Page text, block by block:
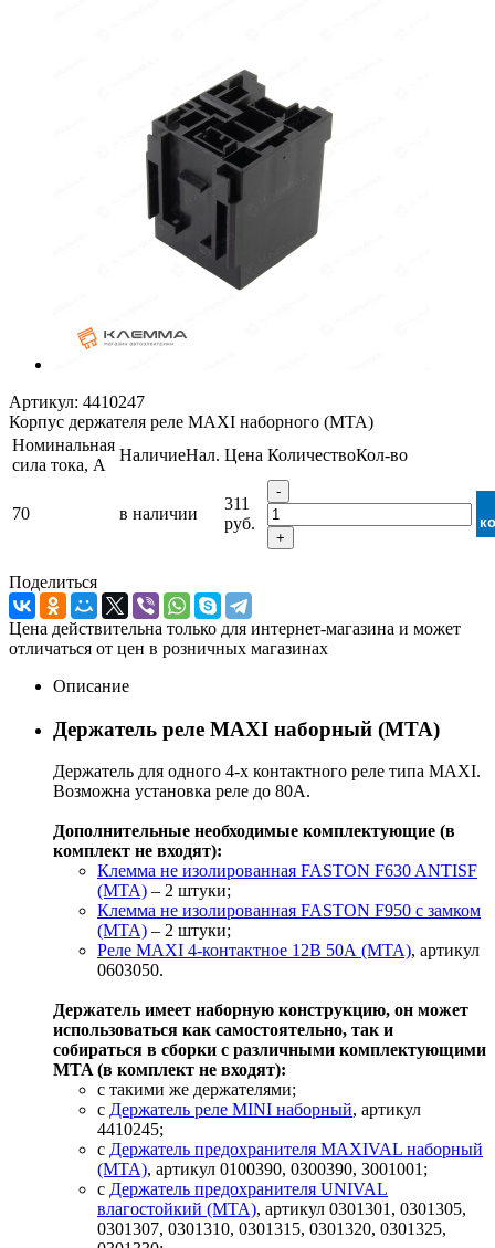
Артикул: 4410247
Корпус держателя реле MAXI наборного (MTA)
Номинальная
сила тока, А
НаличиеНал. Цена КоличествоКол-во
70 в наличии
311
руб.
-
+
Поделиться
Цена действительна только для интернет-магазина и может
отличаться от цен в розничных магазинах
Описание
Держатель реле MAXI наборный (МТА)
Держатель для одного 4-х контактного реле типа MAXI.
Возможна установка реле до 80А.
Дополнительные необходимые комплектующие (в
комплект не входят):
Клемма не изолированная FASTON F630 ANTISF
(MTA) – 2 штуки;
Клемма не изолированная FASTON F950 с замком
(MTA) – 2 штуки;
Реле MAXI 4-контактное 12В 50А (MTA), артикул
0603050.
Держатель имеет наборную конструкцию, он может
использоваться как самостоятельно, так и
собираться в сборки с различными комплектующими
MTA (в комплект не входят):
с такими же держателями;
с Держатель реле MINI наборный, артикул
4410245;
с Держатель предохранителя MAXIVAL наборный
(MTA), артикул 0100390, 0300390, 3001001;
с Держатель предохранителя UNIVAL
влагостойкий (MTA), артикул 0301301, 0301305,
0301307, 0301310, 0301315, 0301320, 0301325,